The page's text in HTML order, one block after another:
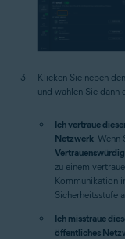
Klicken Sie neben
und wählen Sie
Ich vertraue
Netzwerk .
zu einem
Kommunikation
Sicherheitsstufe
Ich misstraue
öffentliches